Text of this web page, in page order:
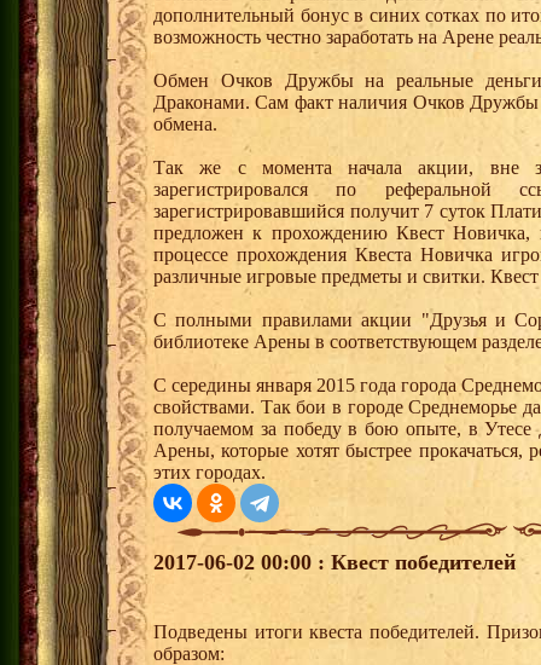
дополнительный бонус в синих сотках по
возможность честно заработать на Арене
Обмен Очков Дружбы на реальные деньги
Драконами. Сам факт наличия Очков Дружбы
обмена.
Так же с момента начала акции, вне
зарегистрировался по
зарегистрировавшийся получит 7 суток
предложен к прохождению Квест
процессе прохождения Квеста Новичка
различные игровые предметы и свитки.
С полными правилами акции "Друзья и
библиотеке Арены в соответствующем
С середины января 2015 года города
свойствами. Так бои в городе Среднеморье
получаемом за победу в бою опыте, в
Арены, которые хотят быстрее прокачаться,
этих городах.
2017-06-02 00:00 : Квест победителей
Подведены итоги квеста победителей.
образом: